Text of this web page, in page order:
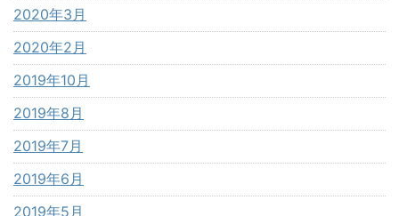
2020年3月
2020年2月
2019年10月
2019年8月
2019年7月
2019年6月
2019年5月